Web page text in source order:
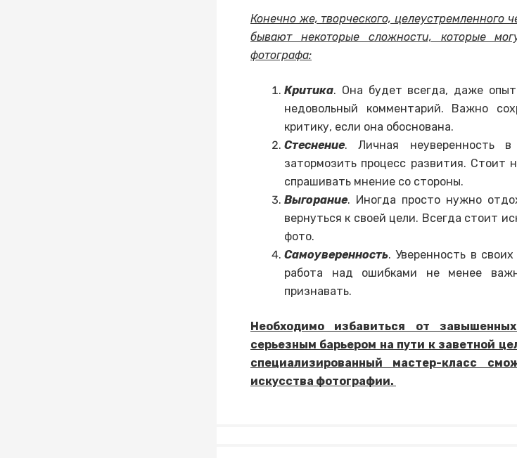
Конечно же, творческого, целеустремленного
бывают некоторые сложности, которые
фотографа:
Критика. Она будет всегда, даже
недовольный комментарий. Важно
критику, если она обоснована.
Стеснение. Личная неуверенность
затормозить процесс развития. Стоит
спрашивать мнение со стороны.
Выгорание. Иногда просто нужно
вернуться к своей цели. Всегда стоит
фото.
Самоуверенность. Уверенность в
работа над ошибками не менее
признавать.
Необходимо избавиться от
серьезным барьером на пути к заветной
специализированный мастер-класс
искусства фотографии.